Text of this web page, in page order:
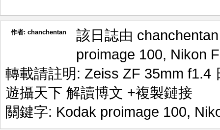
作者: chanchentan
該日誌由
proimage 100, Nikon
轉載請註明: Zeiss ZF 35mm f1.4
遊攝天下 解讀博文 +複製鏈接
關鍵字: Kodak proimage 100,